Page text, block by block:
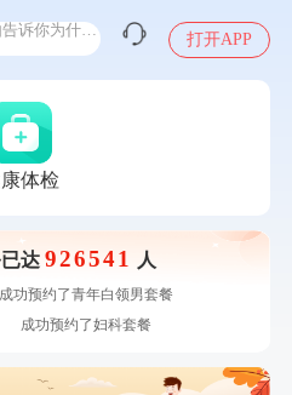
感染人偏肺病毒就会得肺炎吗
么筛查
打开APP
体检
达 926541 人
维男士多种维生素矿物质片1.5g*60片*2
瓶
功预约糖尿病强化体检套餐
功预约女性常规体检套餐
预约女性常规体检套餐
维男士多种维生素矿物质片1.5g*60片*2瓶
飞蓟葛根丹参片（护肝片）1.02g*120片
成功预约了青年白领男套餐
成功预约了妇科套餐
买了联创雅斯奶锅DF-CP103M